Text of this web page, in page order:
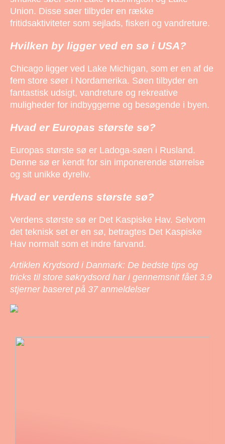
Union. Disse søer tilbyder en række
fritidsaktiviteter som sejlads, fiskeri og vandreture.
Hvilken by ligger ved en sø i USA?
Chicago ligger ved Lake Michigan, som er en af de
fem store søer i Nordamerika. Søen tilbyder en
fantastisk udsigt, vandreture og rekreative
muligheder for indbyggerne og besøgende i byen.
Hvad er Europas største sø?
Europas største sø er Ladoga-søen i Rusland.
Denne sø er kendt for sin imponerende størrelse
og sit unikke dyreliv.
Hvad er verdens største sø?
Verdens største sø er Det Kaspiske Hav. Selvom
det teknisk set er en sø, betragtes Det Kaspiske
Hav normalt som et indre farvand.
Artiklen Krydsord i Danmark: De bedste tips og
tricks til store søkrydsord har i gennemsnit fået 3.9
stjerner baseret på 37anmeldelser